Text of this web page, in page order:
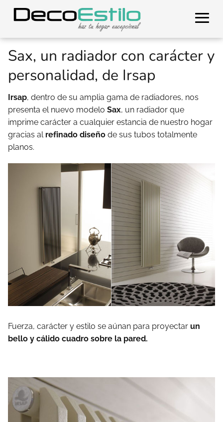
Sax, un radiador con carácter y
personalidad, de Irsap
Irsap, dentro de su amplia gama de radiadores, nos
presenta el nuevo modelo Sax, un radiador que
imprime carácter a cualquier estancia de nuestro hogar
gracias al refinado diseño de sus tubos totalmente
planos.
Fuerza, carácter y estilo se aúnan para proyectar un
bello y cálido cuadro sobre la pared.